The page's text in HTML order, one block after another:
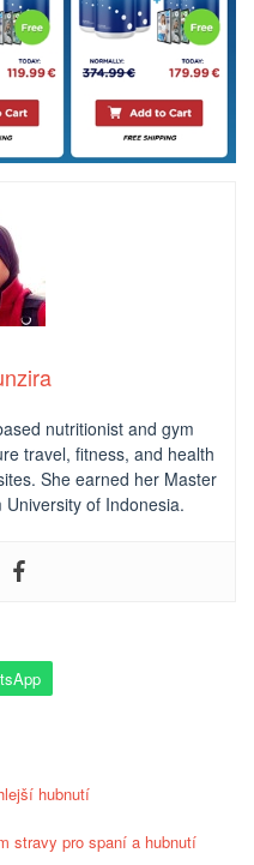
nutritionist and gym
travel, fitness, and health
She earned her Master
of Indonesia.
hubnutí
stravy pro spaní a hubnutí